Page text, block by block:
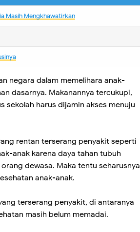
Masih Mengkhawatirkan
negara dalam memelihara anak-
dasarnya. Makanannya tercukupi,
sekolah harus dijamin akses menuju
rentan terserang penyakit seperti
anak karena daya tahan tubuh
dewasa. Maka tentu seharusnya
anak-anak.
terserang penyakit, di antaranya
masih belum memadai.